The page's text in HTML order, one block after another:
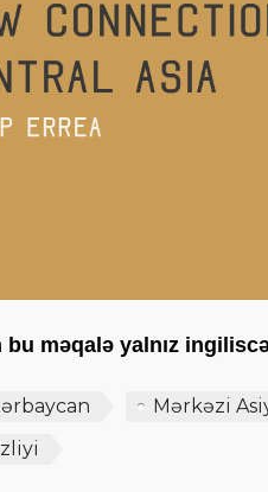
məqalə yalnız
Mərkəzi